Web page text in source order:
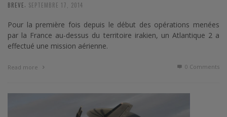
BREVE SEPTEMBRE 17, 2014
Pour la première fois depuis le début des opérations menées
par la France au-dessus du territoire irakien, un Atlantique 2 a
effectué une mission aérienne.
Read more 0 Comments